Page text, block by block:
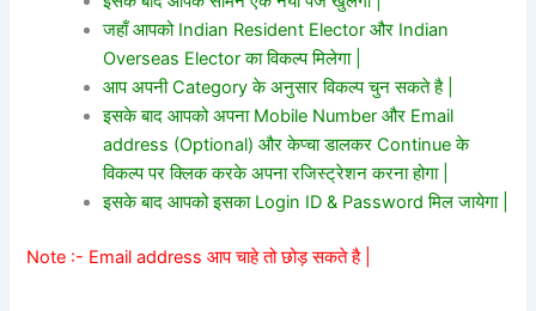
जहाँ आपको Indian Resident Elector और Indian
Overseas Elector का विकल्प मिलेगा |
आप अपनी Category के अनुसार विकल्प चुन सकते है |
इसके बाद आपको अपना Mobile Number और Email
address (Optional) और केप्चा डालकर Continue के
विकल्प पर क्लिक करके अपना रजिस्ट्रेशन करना होगा |
इसके बाद आपको इसका Login ID & Password मिल जायेगा |
Note :- Email address आप चाहे तो छोड़ सकते है |